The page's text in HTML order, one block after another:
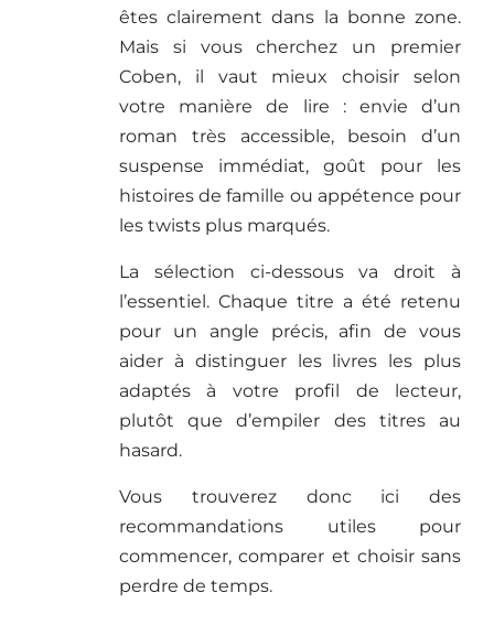
êtes clairement dans la bonne zone.
Mais si vous cherchez un premier
Coben, il vaut mieux choisir selon
votre manière de lire : envie d’un
roman très accessible, besoin d’un
suspense immédiat, goût pour les
histoires de famille ou appétence pour
les twists plus marqués.
La sélection ci-dessous va droit à
l’essentiel. Chaque titre a été retenu
pour un angle précis, afin de vous
aider à distinguer les livres les plus
adaptés à votre profil de lecteur,
plutôt que d’empiler des titres au
hasard.
Vous trouverez donc ici des
recommandations utiles pour
commencer, comparer et choisir sans
perdre de temps.